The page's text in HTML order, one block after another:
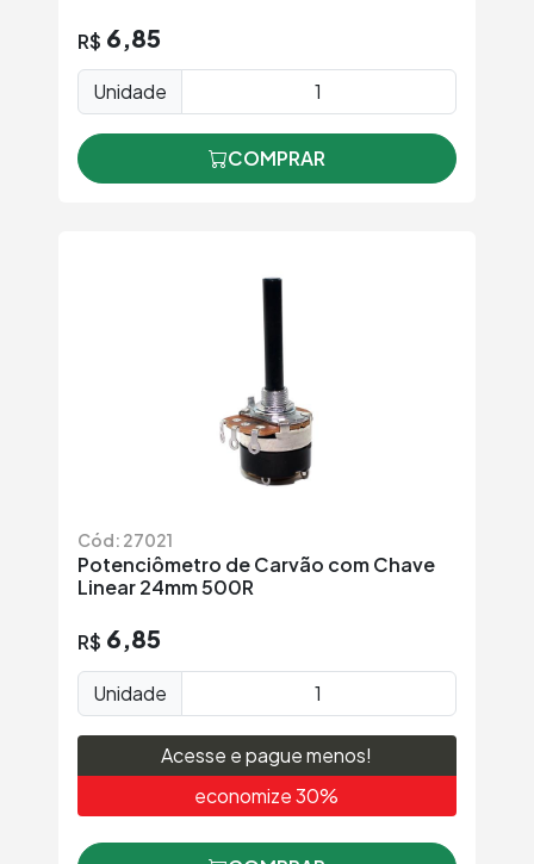
R$ 6,85
Unidade
COMPRAR
Cód: 27021
Potenciômetro de Carvão com Chave
Linear 24mm 500R
R$ 6,85
Unidade
Acesse e pague menos!
economize 30%